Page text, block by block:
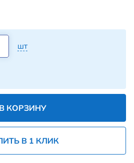
шт
В КОРЗИНУ
В 1 КЛИК